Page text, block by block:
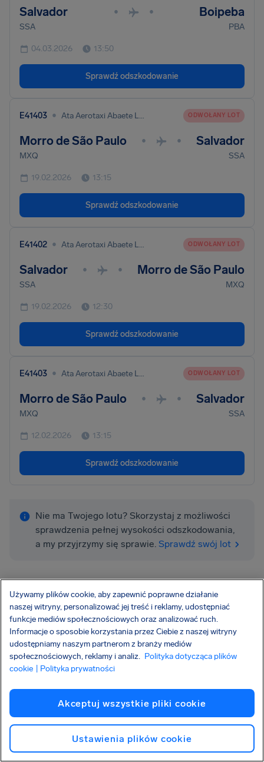
Salvador • • Boipeba
SSA PBA
04.03.2026 13:50
Sprawdź odszkodowanie
E41403 • Ata Aerotaxi Abaete Ltda ODWOŁANY LOT
Morro de São Paulo • • Salvador
MXQ SSA
19.02.2026 13:15
Sprawdź odszkodowanie
E41402 • Ata Aerotaxi Abaete Ltda ODWOŁANY LOT
Salvador • • Morro de São Paulo
SSA MXQ
19.02.2026 12:30
Sprawdź odszkodowanie
E41403 • Ata Aerotaxi Abaete Ltda ODWOŁANY LOT
Morro de São Paulo • • Salvador
MXQ SSA
12.02.2026 13:15
Sprawdź odszkodowanie
Nie ma Twojego lotu? Skorzystaj z możliwości
sprawdzenia pełnej wysokości odszkodowania,
a my przyjrzymy się sprawie. Sprawdź swój lot
Więcej linii lotniczych, od których
możemy pomóc Ci uzyskać
odszkodowanie:
Wizz Air
Ryanair
Używamy plików cookie, aby zapewnić poprawne działanie
naszej witryny, personalizować jej treść i reklamy, udostępniać
funkcje mediów społecznościowych oraz analizować ruch.
Informacje o sposobie korzystania przez Ciebie z naszej witryny
udostępniamy naszym partnerom z branży mediów
społecznościowych, reklamy i analiz. Polityka dotycząca plików
cookie
| Polityka prywatności
Akceptuj wszystkie pliki cookie
Ustawienia plików cookie